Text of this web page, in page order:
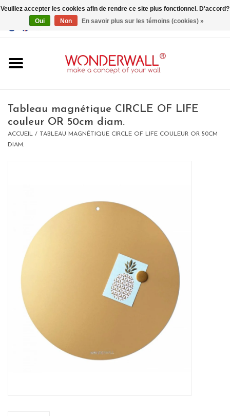
EUR/GBP
Un design personnalisé
LIMITED EXCLUSIVES
Etagères Shelves
Rectangulaire, carrées, rondes
Tableau magnétique CIRCLE OF LIFE
couleur OR 50cm diam.
ACCUEIL / TABLEAU MAGNÉTIQUE CIRCLE OF LIFE COULEUR OR 50CM
DIAM.
Veuillez accepter les cookies afin de rendre ce site plus fonctionnel. D'accord?
Oui
Non En savoir plus sur les témoins (cookies) »